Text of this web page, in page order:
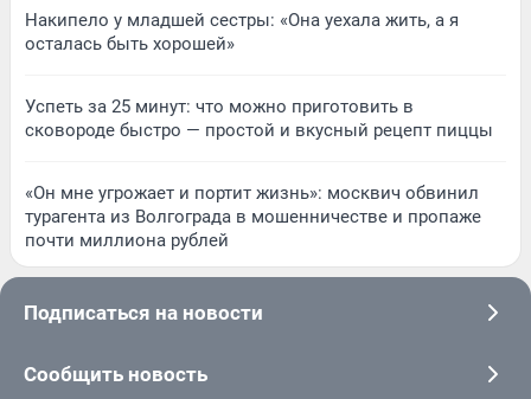
Накипело у младшей сестры: «Она уехала жить, а я
осталась быть хорошей»
Успеть за 25 минут: что можно приготовить в
сковороде быстро — простой и вкусный рецепт пиццы
«Он мне угрожает и портит жизнь»: москвич обвинил
турагента из Волгограда в мошенничестве и пропаже
почти миллиона рублей
Подписаться на новости
Сообщить новость